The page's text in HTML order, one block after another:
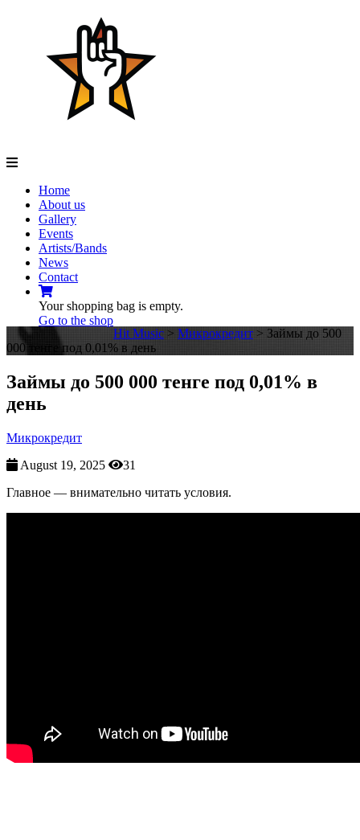
Home
About us
Gallery
Events
Artists/Bands
News
Contact
Your shopping bag is empty.
Go to the shop
Hit Music > Микрокредит > Займы до 500
000 тенге под 0,01% в день
Займы до 500 000 тенге под 0,01% в
день
Микрокредит
August 19, 2025
31
Главное — внимательно читать условия.